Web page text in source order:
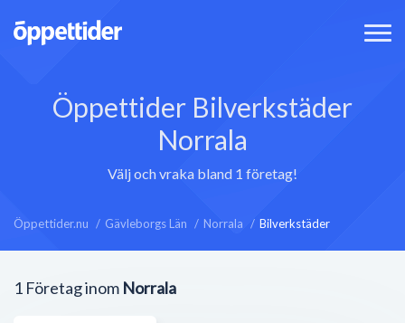
Öppettider Bilverkstäder
Norrala
Välj och vraka bland 1 företag!
Öppettider.nu Gävleborgs Län Norrala Bilverkstäder
1 Företag inom Norrala